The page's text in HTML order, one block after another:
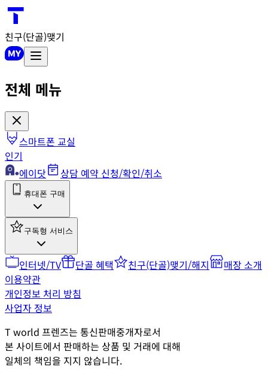
친구(단골)맺기
전체 메뉴
스마트폰 교실
인기
에이닷
상담 예약 신청/확인/취소
휴대폰 구매
구독형 서비스
인터넷/TV 단골 혜택 친구(단골)맺기/해지
매장 소개
이용약관
개인정보 처리 방침
사업자 정보
T world 프렌즈는 통신판매중개자로서
본 사이트에서 판매하는 상품 및 거래에 대해
일체의 책임을 지지 않습니다.